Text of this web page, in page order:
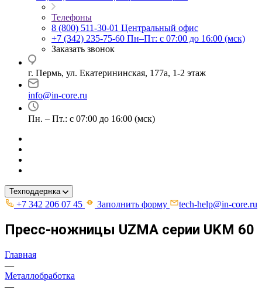
Телефоны
8 (800) 511-30-01 Центральный офис
+7 (342) 235-75-60 Пн–Пт: с 07:00 до 16:00 (мск)
Заказать звонок
г. Пермь, ул. ​Екатерининская, 177а, ​1-2 этаж
info@in-core.ru
Пн. – Пт.: с 07:00 до 16:00 (мск)
Техподдержка
+7 342 206 07 45 Заполнить форму tech-help@in-core.ru
Пресс-ножницы UZMA серии UKM 60
Главная
—
Металлобработка
—